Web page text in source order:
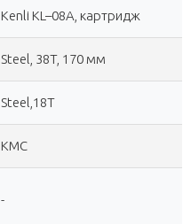
Kenli KL–08A, картридж
Steel, 38T, 170 мм
Steel,18T
KMC
-